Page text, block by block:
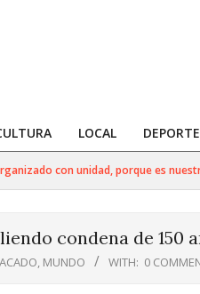
LOCAL
con unidad, porque es nuestro
condena de 150
, MUNDO WITH: 0